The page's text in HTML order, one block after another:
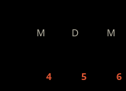
M D M
4
5 6